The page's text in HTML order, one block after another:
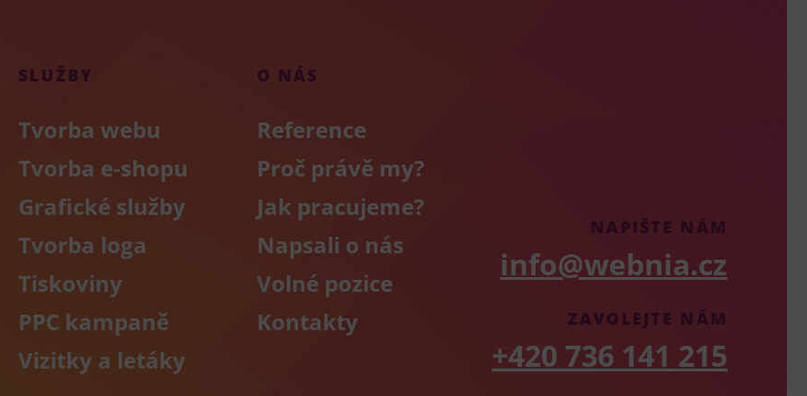
SLUŽBY
Tvorba webu
Tvorba e-shopu
Grafické služby
Tvorba loga
Tiskoviny
PPC kampaně
Vizitky a letáky
O NÁS
Reference
Proč právě my?
Jak pracujeme?
Napsali o nás
Volné pozice
Kontakty
NAPIŠTE NÁM
info@webnia.cz
ZAVOLEJTE NÁM
+420 736 141 215